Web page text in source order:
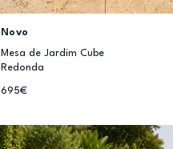
Novo
Mesa de Jardim Cube
Redonda
695€